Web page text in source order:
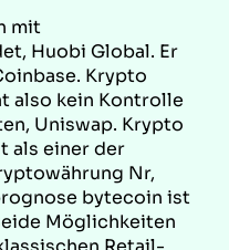
mit
Huobi Global. Er
Krypto
also kein Kontrolle
Uniswap. Krypto
als einer der
Nr,
bytecoin ist
Möglichkeiten